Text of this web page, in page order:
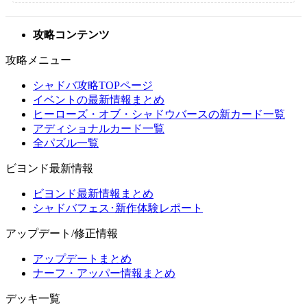
攻略コンテンツ
攻略メニュー
シャドバ攻略TOPページ
イベントの最新情報まとめ
ヒーローズ・オブ・シャドウバースの新カード一覧
アディショナルカード一覧
全パズル一覧
ビヨンド最新情報
ビヨンド最新情報まとめ
シャドバフェス･新作体験レポート
アップデート/修正情報
アップデートまとめ
ナーフ・アッパー情報まとめ
デッキ一覧